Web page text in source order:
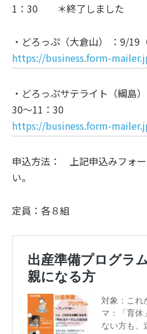
1：30 ＊終了しました
・どろっぷ（大倉山） ：9/19
https://business.form-
・どろっぷサテライト（綱島
30～11：30
https://business.form-
申込方法： 上記申込みフォ
い。
定員：各８組